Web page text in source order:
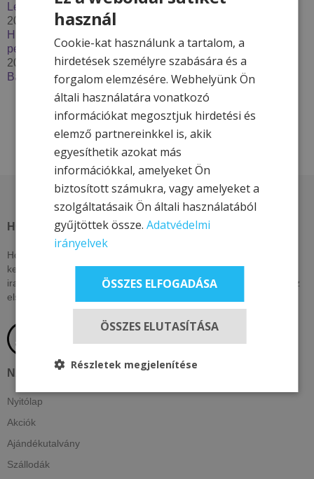
Lendava***
2025. december 2.
Húzzon korit, pattanjon szánkóra – Élje át a tél minden
percét a Hotel & More szállodákkal
2025. szeptember 29.
Bakancslistás túrázóhelyek Magyarországon
HOTEL & MORE HOTELS
Hotel & More szállodái ezen az oldalon csak itt elérhető, exkluzív
kedvezményeket kínálnak. Nézzen vissza akár naponta, vagy
iratkozzon fel hírlevelünkre, lájkolja közösségi oldalainkat, hogy az
elsők között értesüljön kizárólagos és egyedi ajánlatainkról!
NAVIGÁCIÓ
Nyitólap
Akciók
Ajándékutalvány
Szállodák
használ
Cookie-kat használunk a tartalom, a
hirdetések személyre szabására és a
forgalom elemzésére. Webhelyünk Ön
általi használatára vonatkozó
információkat megosztjuk hirdetési és
elemző partnereinkkel is, akik
egyesíthetik azokat más
információkkal, amelyeket Ön
biztosított számukra, vagy amelyeket a
szolgáltatásaik Ön általi használatából
gyűjtöttek össze.Adatvédelmi
irányelvek
ÖSSZES ELFOGADÁSA
ÖSSZES ELUTASÍTÁSA
Részletek megjelenítése